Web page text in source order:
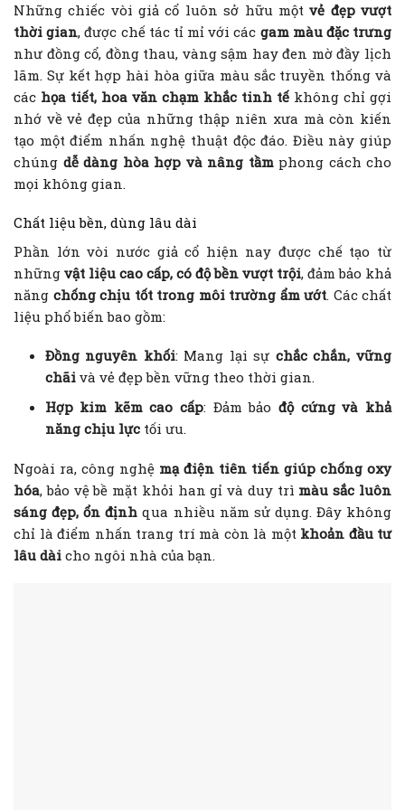
Những chiếc vòi giả cổ luôn sở hữu mộtvẻ đẹp vượt
thời gian, được chế tác tỉ mỉ với các gam màu đặc trưng
như đồng cổ, đồng thau, vàng sậm hay đen mờ đầy lịch
lãm. Sự kết hợp hài hòa giữa màu sắc truyền thống và
các họa tiết, hoa văn chạm khắc tinh tế không chỉ gợi
nhớ về vẻ đẹp của những thập niên xưa mà còn kiến
tạo một điểm nhấn nghệ thuật độc đáo. Điều này giúp
chúng dễ dàng hòa hợp và nâng tầmphong cách cho
mọi không gian.
Chất liệu bền, dùng lâu dài
Phần lớn vòi nước giả cổ hiện nay được chế tạo từ
những vật liệu cao cấp, có độ bền vượt trội, đảm bảo khả
năng chống chịu tốt trong môi trường ẩm ướt. Các chất
liệu phổ biến bao gồm:
Đồng nguyên khối: Mang lại sự chắc chắn, vững
chãivà vẻ đẹp bền vững theo thời gian.
Hợp kim kẽm cao cấp: Đảm bảođộ cứng và khả
năng chịu lựctối ưu.
Ngoài ra, công nghệ mạ điện tiên tiến giúp chống oxy
hóa, bảo vệ bề mặt khỏi han gỉ và duy trì màu sắc luôn
sáng đẹp, ổn định qua nhiều năm sử dụng. Đây không
chỉ là điểm nhấn trang trí mà còn là một khoản đầu tư
lâu dài cho ngôi nhà của bạn.